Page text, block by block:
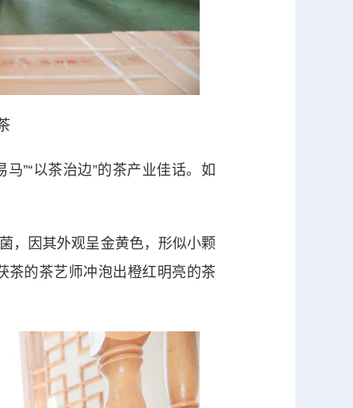
”“以茶治边”的茶产业佳话。如
，因其外观呈金黄色，形似小颗
茶的茶艺师冲泡出橙红明亮的茶